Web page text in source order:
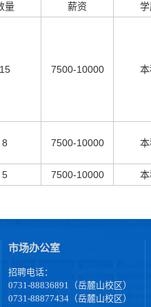
量 薪资
15 7500-10000
8 7500-10000
5 7500-10000
市场办公室
招聘电话：
0731-88836891（岳麓山校区）
0731-88877434（岳麓山校区）